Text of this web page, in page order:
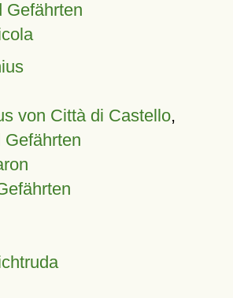
Gefährten
von Città di Castello,